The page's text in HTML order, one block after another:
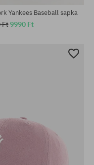
Yankees Baseball sapka
Ft9990 Ft